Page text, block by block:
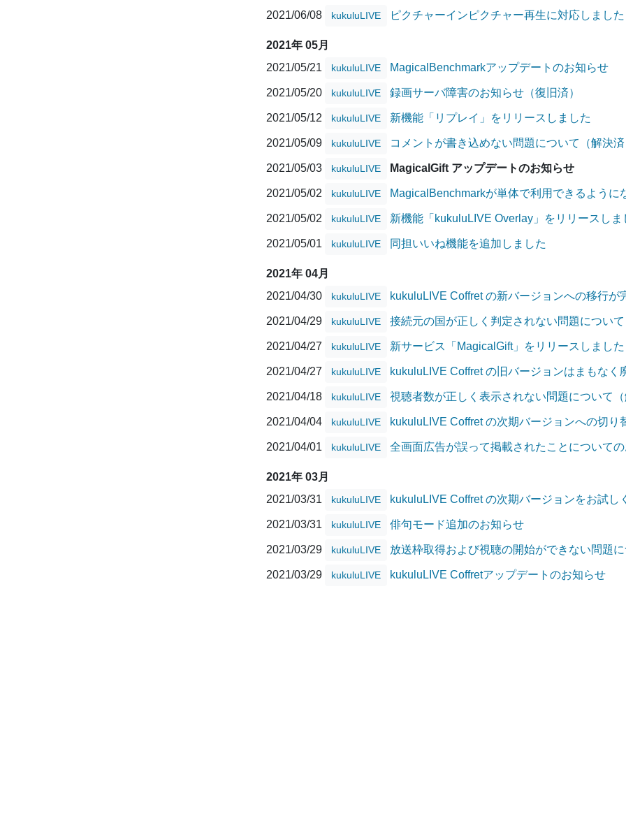
2021/06/08
kukuluLIVE ピクチャーインピクチャー再生に対応しました
2021年 05月
2021/05/21
kukuluLIVE MagicalBenchmarkアップデートのお知らせ
2021/05/20 kukuluLIVE 録画サーバ障害のお知らせ（復旧済）
2021/05/12 kukuluLIVE 新機能「リプレイ」をリリースしました
2021/05/09 kukuluLIVE コメントが書き込めない問題について（解決済
2021/05/03 kukuluLIVE MagicalGift アップデートのお知らせ
2021/05/02 kukuluLIVE MagicalBenchmarkが単体で利用できるように
2021/05/02 kukuluLIVE 新機能「kukuluLIVE Overlay」をリリースしま
2021/05/01 kukuluLIVE 同担いいね機能を追加しました
2021年 04月
2021/04/30
kukuluLIVE kukuluLIVE Coffret の新バージョンへの移行が
2021/04/29 kukuluLIVE 接続元の国が正しく判定されない問題について
2021/04/27 kukuluLIVE 新サービス「MagicalGift」をリリースしました
2021/04/27 kukuluLIVE kukuluLIVE Coffret の旧バージョンはまもなく
2021/04/18 kukuluLIVE 視聴者数が正しく表示されない問題について（
2021/04/04 kukuluLIVE kukuluLIVE Coffret の次期バージョンへの切り
2021/04/01 kukuluLIVE 全画面広告が誤って掲載されたことについて
2021年 03月
2021/03/31
kukuluLIVE kukuluLIVE Coffret の次期バージョンをお試し
2021/03/31 kukuluLIVE 俳句モード追加のお知らせ
2021/03/29 kukuluLIVE 放送枠取得および視聴の開始ができない問題に
2021/03/29 kukuluLIVE kukuluLIVE Coffretアップデートのお知らせ